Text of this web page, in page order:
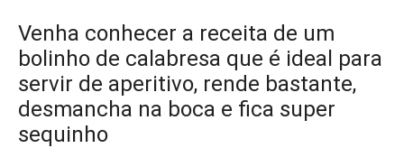
Venha conhecer a receita de um
bolinho de calabresa que é ideal para
servir de aperitivo, rende bastante,
desmancha na boca e fica super
sequinho